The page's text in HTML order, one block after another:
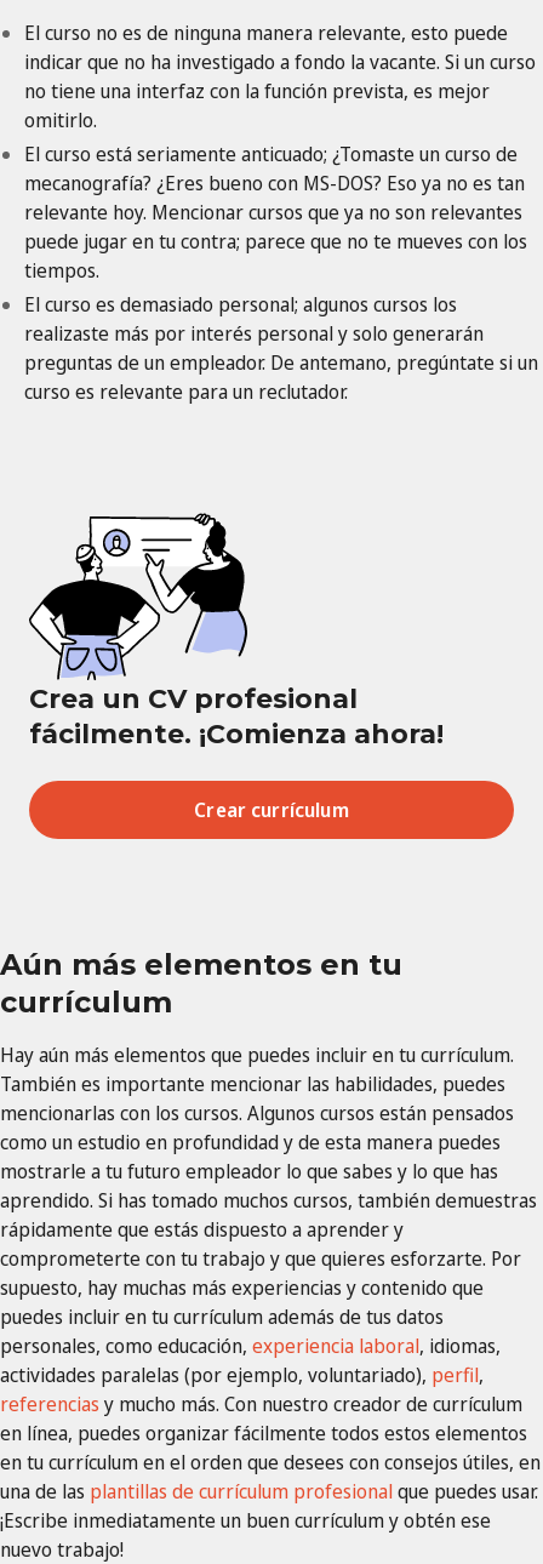
El curso no es de ninguna manera relevante, esto puede
indicar que no ha investigado a fondo la vacante. Si un curso
no tiene una interfaz con la función prevista, es mejor
omitirlo.
El curso está seriamente anticuado; ¿Tomaste un curso de
mecanografía? ¿Eres bueno con MS-DOS? Eso ya no es tan
relevante hoy. Mencionar cursos que ya no son relevantes
puede jugar en tu contra; parece que no te mueves con los
tiempos.
El curso es demasiado personal; algunos cursos los
realizaste más por interés personal y solo generarán
preguntas de un empleador. De antemano, pregúntate si un
curso es relevante para un reclutador.
Crea un CV profesional
fácilmente. ¡Comienza ahora!
Crear currículum
Aún más elementos en tu
currículum
Hay aún más elementos que puedes incluir en tu currículum.
También es importante mencionar las habilidades, puedes
mencionarlas con los cursos. Algunos cursos están pensados ​​
como un estudio en profundidad y de esta manera puedes
mostrarle a tu futuro empleador lo que sabes y lo que has
aprendido. Si has tomado muchos cursos, también demuestras
rápidamente que estás dispuesto a aprender y
comprometerte con tu trabajo y que quieres esforzarte. Por
supuesto, hay muchas más experiencias y contenido que
puedes incluir en tu currículum además de tus datos
personales, como educación, experiencia laboral, idiomas,
actividades paralelas (por ejemplo, voluntariado), perfil,
referencias y mucho más. Con nuestro creador de currículum
en línea, puedes organizar fácilmente todos estos elementos
en tu currículum en el orden que desees con consejos útiles, en
una de las plantillas de currículum profesionalque puedes usar.
¡Escribe inmediatamente un buen currículum y obtén ese
nuevo trabajo!